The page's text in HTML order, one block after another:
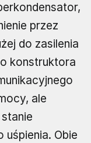
przez
do zasilenia
konstruktora
ale
uśpienia. Obie